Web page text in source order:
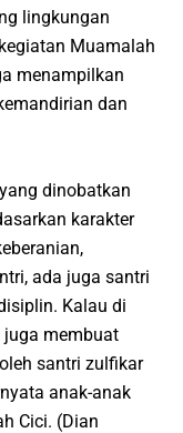
lingkungan
Muamalah
menampilkan
dan
dinobatkan
karakter
ada juga santri
Kalau di
juga membuat
santri zulfikar
anak-anak
Cici. (Dian